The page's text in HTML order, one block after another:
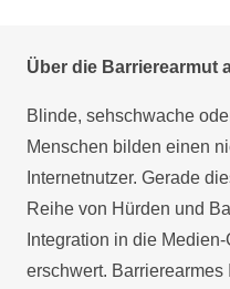
Über die Barrierearmut
Blinde, sehschwache
Menschen bilden einen
Internetnutzer. Gerade
Reihe von Hürden und
Integration in die
erschwert.